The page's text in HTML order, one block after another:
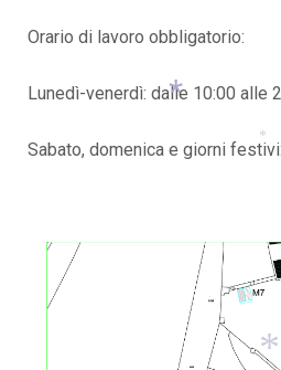
Orario di lavoro obbligatorio:
Lunedì-venerdì: dalle 10:00 alle
Sabato, domenica e giorni